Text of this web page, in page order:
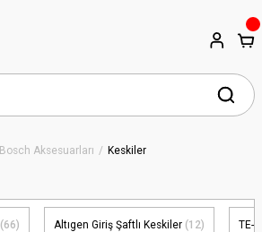
Bosch Aksesuarları Keskiler
(66) Altıgen Giriş Şaftlı Keskiler (12) TE-